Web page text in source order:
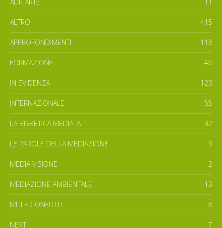
ALTRO 415
APPROFONDIMENTI 118
FORMAZIONE 46
IN EVIDENZA 123
INTERNAZIONALE 55
LA BISBETICA MEDIATA 32
LE PAROLE DELLA MEDIAZIONE 9
MEDIA VISIONE 2
MEDIAZIONE AMBIENTALE 13
MITI E CONFLITTI 8
NEXT 7